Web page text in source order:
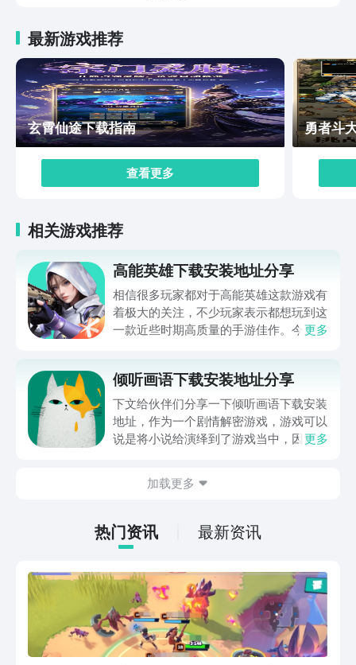
最新游戏推荐
玄霄仙途下载指南
查看更多
勇者斗
相关游戏推荐
高能英雄下载安装地址分享
相信很多玩家都对于高能英雄这款游戏有
着极大的关注，不少玩家表示都想玩到这
一款近些时期高质量的手游佳作。今天就
这款手游。那么废话不多说，各位玩家们
一起来看一看到底去哪下载吧。
更多
倾听画语下载安装地址分享
下文给伙伴们分享一下倾听画语下载安装
地址，作为一个剧情解密游戏，游戏可以
说是将小说给演绎到了游戏当中，因为互
表现力，带给大家放松的感觉，同时又有
可以通过下方的链接进行预约下载。
更多
加载更多
热门资讯 最新资讯